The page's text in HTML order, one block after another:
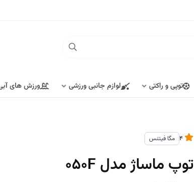
توپی و راکتی لوازم جانبی ورزشی ورزش های
مگا فیتنس
توپ ماساژ مدل 050F